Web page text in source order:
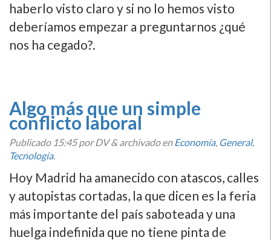
haberlo visto claro y si no lo hemos visto
deberíamos empezar a preguntarnos ¿qué
nos ha cegado?.
Algo más que un simple
conflicto laboral
Publicado 15:45por DV&archivado enEconomí­a, General,
Tecnologí­a.
Hoy Madrid ha amanecido con atascos, calles
y autopistas cortadas, la que dicen es la feria
más importante del paí­s saboteada y una
huelga indefinida que no tiene pinta de